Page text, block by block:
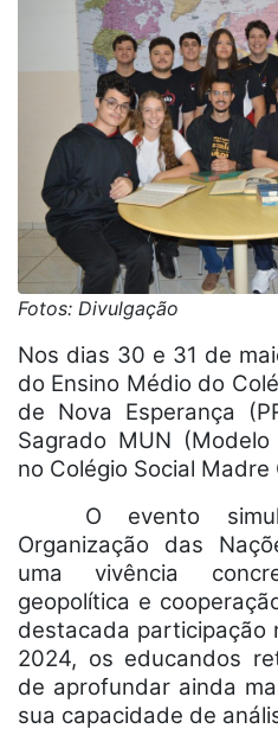
Fotos: Divulgação
Nos dias 30 e 31 de
do Ensino Médio do
de Nova Esperança
Sagrado MUN
no Colégio Social
O evento
Organização das
uma vivência
geopolítica e
destacada participação
2024, os educandos
de aprofundar ainda
sua capacidade de